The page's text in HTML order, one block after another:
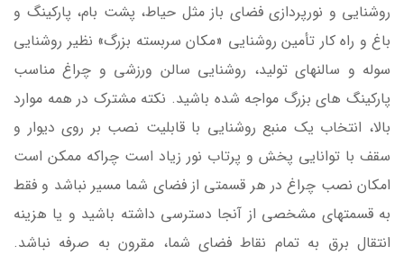
روشنایی و نورپردازی فضای باز مثل حیاط، پشت بام، پارکینگ و
باغ و راه کار تأمین روشنایی «مکان سربسته بزرگ» نظیر روشنایی
سوله و سالنهای تولید، روشنایی سالن ورزشی و چراغ مناسب
پارکینگ های بزرگ مواجه شده باشید. نکته مشترک در همه موارد
بالا، انتخاب یک منبع روشنایی با قابلیت نصب بر روی دیوار و
سقف با توانایی پخش و پرتاب نور زیاد است چراکه ممکن است
امکان نصب چراغ در هر قسمتی از فضای شما مسیر نباشد و فقط
به قسمتهای مشخصی از آنجا دسترسی داشته باشید و یا هزینه
انتقال برق به تمام نقاط فضای شما، مقرون به صرفه نباشد.